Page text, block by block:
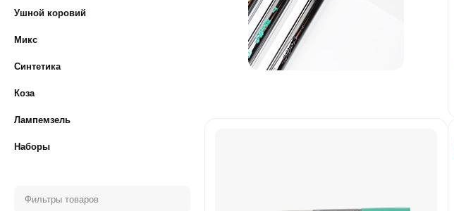
Ушной коровий
Микс
Синтетика
Коза
Лампемзель
Наборы
Фильтры товаров